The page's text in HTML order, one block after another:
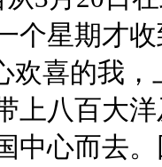
个星期才
欢喜的我
上八百大
中心而去